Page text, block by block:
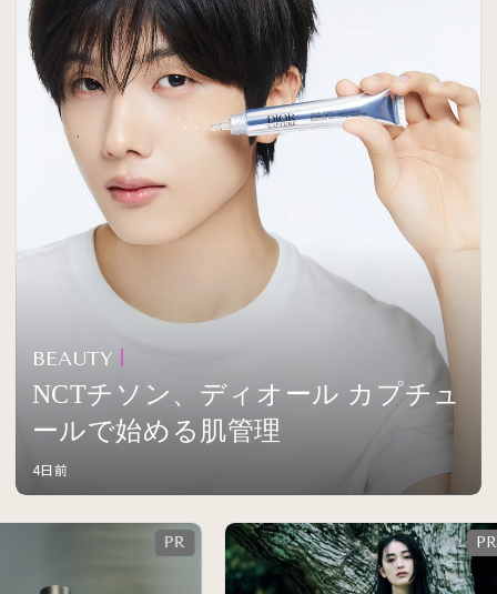
BEAUTY
NCTチソン、ディオール カプチュ
ールで始める肌管理
4日前